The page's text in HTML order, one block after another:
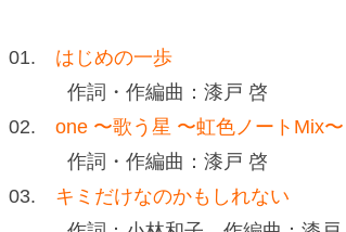
01. はじめの一歩
作詞・作編曲：漆戸 啓
02. one 〜歌う星 〜虹色ノートMix〜
作詞・作編曲：漆戸 啓
03. キミだけなのかもしれない